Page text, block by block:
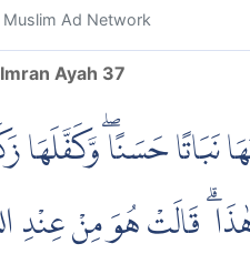
Ad Network
Ayah 37
نَبَاتًا حَسَنًاۖ
قَالَتْ هُوَ مِنْ عِنْدِ